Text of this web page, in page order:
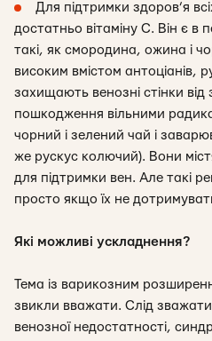
Для підтримки здоров’я
достатньо вітаміну С. Він є в
такі, як смородина, ожина і
високим вмістом антоціанів,
захищають венозні стінки від
пошкодження вільними
чорний і зелений чай і
же рускус колючий). Вони
для підтримки вен. Але такі
просто якщо їх не
Які можливі ускладнення?
Тема із варикозним
звикли вважати. Слід
венозної недостатності,